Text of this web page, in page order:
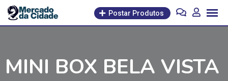
Pular
para
Postar Produtos
MINI BOX BELA VISTA